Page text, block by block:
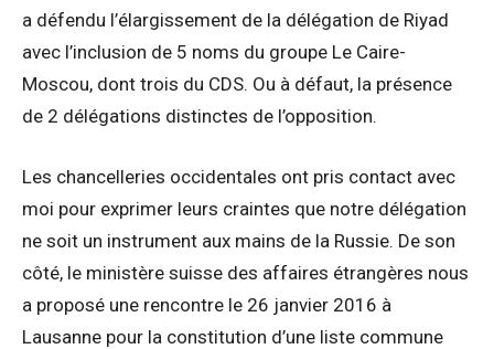
a défendu l’élargissement de la délégation de Riyad
avec l’inclusion de 5 noms du groupe Le Caire-
Moscou, dont trois du CDS. Ou à défaut, la présence
de 2 délégations distinctes de l’opposition.
Les chancelleries occidentales ont pris contact avec
moi pour exprimer leurs craintes que notre délégation
ne soit un instrument aux mains de la Russie. De son
côté, le ministère suisse des affaires étrangères nous
a proposé une rencontre le 26 janvier 2016 à
Lausanne pour la constitution d’une liste commune